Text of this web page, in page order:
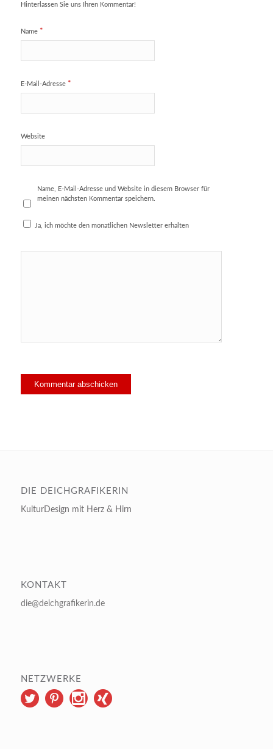
Hinterlassen Sie uns Ihren Kommentar!
Name *
E-Mail-Adresse *
Website
Name, E-Mail-Adresse und Website in diesem Browser für
meinen nächsten Kommentar speichern.
Ja, ich möchte den monatlichen Newsletter erhalten
DIE DEICHGRAFIKERIN
KulturDesign mit Herz & Hirn
KONTAKT
die@deichgrafikerin.de
NETZWERKE